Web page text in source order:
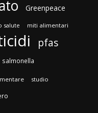
Greenpeace
salute miti alimentari
pfas
salmonella
studio